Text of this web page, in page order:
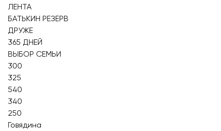
ЛЕНТА
БАТЬКИН РЕЗЕРВ
ДРУЖЕ
365 ДНЕЙ
ВЫБОР СЕМЬИ
300
325
540
340
250
Говядина